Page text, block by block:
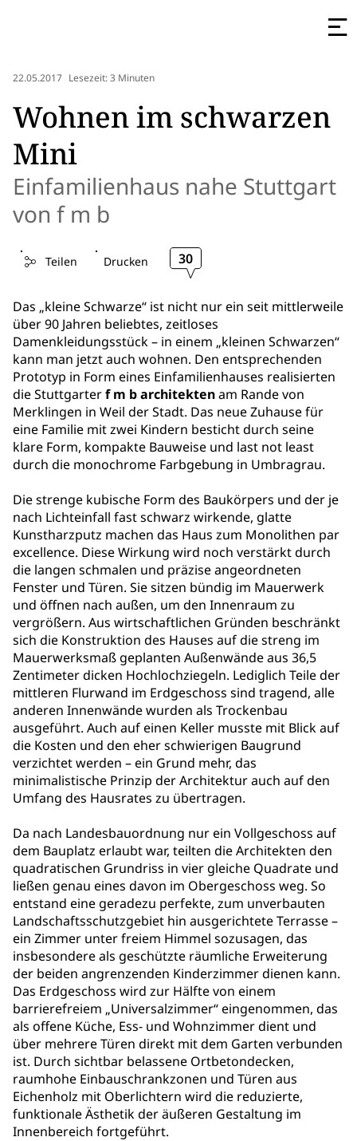
22.05.2017 Lesezeit: 3 Minuten
Wohnen im schwarzen
Mini
Einfamilienhaus nahe Stuttgart
von f m b
Teilen Drucken 30
Das „kleine Schwarze“ ist nicht nur ein seit mittlerweile
über 90 Jahren beliebtes, zeitloses
Damenkleidungsstück – in einem „kleinen Schwarzen“
kann man jetzt auch wohnen. Den entsprechenden
Prototyp in Form eines Einfamilienhauses realisierten
die Stuttgarterf m b architektenam Rande von
Merklingen in Weil der Stadt. Das neue Zuhause für
eine Familie mit zwei Kindern besticht durch seine
klare Form, kompakte Bauweise und last not least
durch die monochrome Farbgebung in Umbragrau.
Die strenge kubische Form des Baukörpers und der je
nach Lichteinfall fast schwarz wirkende, glatte
Kunstharzputz machen das Haus zum Monolithen par
excellence. Diese Wirkung wird noch verstärkt durch
die langen schmalen und präzise angeordneten
Fenster und Türen. Sie sitzen bündig im Mauerwerk
und öffnen nach außen, um den Innenraum zu
vergrößern. Aus wirtschaftlichen Gründen beschränkt
sich die Konstruktion des Hauses auf die streng im
Mauerwerksmaß geplanten Außenwände aus 36,5
Zentimeter dicken Hochlochziegeln. Lediglich Teile der
mittleren Flurwand im Erdgeschoss sind tragend, alle
anderen Innenwände wurden als Trockenbau
ausgeführt. Auch auf einen Keller musste mit Blick auf
die Kosten und den eher schwierigen Baugrund
verzichtet werden – ein Grund mehr, das
minimalistische Prinzip der Architektur auch auf den
Umfang des Hausrates zu übertragen.
Da nach Landesbauordnung nur ein Vollgeschoss auf
dem Bauplatz erlaubt war, teilten die Architekten den
quadratischen Grundriss in vier gleiche Quadrate und
ließen genau eines davon im Obergeschoss weg. So
entstand eine geradezu perfekte, zum unverbauten
Landschaftsschutzgebiet hin ausgerichtete Terrasse –
ein Zimmer unter freiem Himmel sozusagen, das
insbesondere als geschützte räumliche Erweiterung
der beiden angrenzenden Kinderzimmer dienen kann.
Das Erdgeschoss wird zur Hälfte von einem
barrierefreiem „Universalzimmer“ eingenommen, das
als offene Küche, Ess- und Wohnzimmer dient und
über mehrere Türen direkt mit dem Garten verbunden
ist. Durch sichtbar belassene Ortbetondecken,
raumhohe Einbauschrankzonen und Türen aus
Eichenholz mit Oberlichtern wird die reduzierte,
funktionale Ästhetik der äußeren Gestaltung im
Innenbereich fortgeführt.